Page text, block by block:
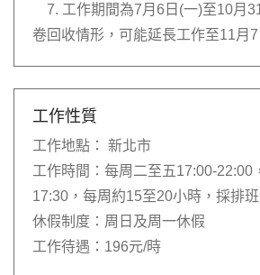
7. 工作期間為7月6日(一)至10月
卷回收情形，可能延長工作至11月
工作性質
工作地點：
新北市
工作時間： 每周二至五17:00-22:00
17:30，每周約15至20小時，採排班
休假制度： 周日及周一休假
工作待遇： 196元/時